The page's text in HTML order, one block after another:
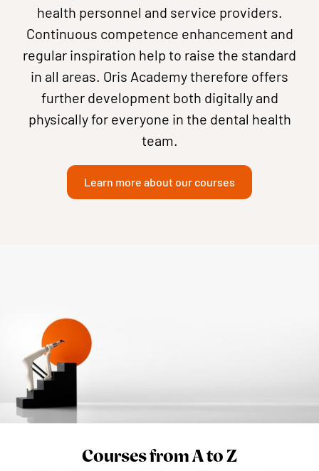
health personnel and service providers.
Continuous competence enhancement and
regular inspiration help to raise the standard
in all areas. Oris Academy therefore offers
further development both digitally and
physically for everyone in the dental health
team.
Learn more about our courses
Courses from A to Z